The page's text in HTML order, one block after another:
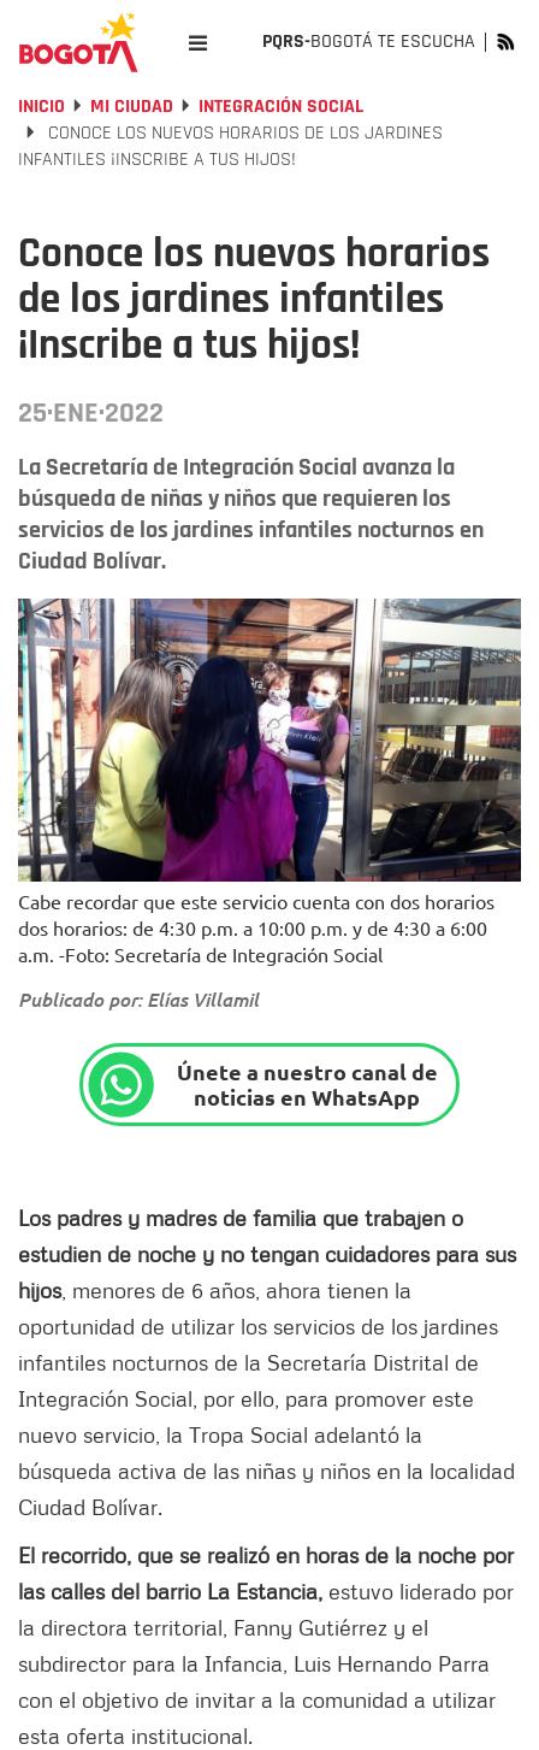
PQRS-BOGOTÁ TE ESCUCHA
INICIO MI CIUDAD
INTEGRACIÓN SOCIAL
CONOCE LOS NUEVOS HORARIOS DE LOS JARDINES
INFANTILES ¡INSCRIBE A TUS HIJOS!
Conoce los nuevos horarios
de los jardines infantiles
¡Inscribe a tus hijos!
25·ENE·2022
La Secretaría de Integración Social avanza la
búsqueda de niñas y niños que requieren los
servicios de los jardines infantiles nocturnos en
Ciudad Bolívar.
Cabe recordar que este servicio cuenta con dos horarios
dos horarios: de 4:30 p.m. a 10:00 p.m. y de 4:30 a 6:00
a.m. -Foto: Secretaría de Integración Social
Publicado por: Elías Villamil
Únete a nuestro canal de
noticias en WhatsApp
Los padres y madres de familia que trabajen o
estudien de noche y no tengan cuidadores para sus
hijos, menores de 6 años, ahora tienen la
oportunidad de utilizar los servicios de los jardines
infantiles nocturnos de la Secretaría Distrital de
Integración Social, por ello, para promover este
nuevo servicio, la Tropa Social adelantó la
búsqueda activa de las niñas y niños en la localidad
Ciudad Bolívar.
El recorrido, que se realizó en horas de la noche por
las calles del barrio La Estancia, estuvo liderado por
la directora territorial, Fanny Gutiérrez y el
subdirector para la Infancia, Luis Hernando Parra
con el objetivo de invitar a la comunidad a utilizar
esta oferta institucional.